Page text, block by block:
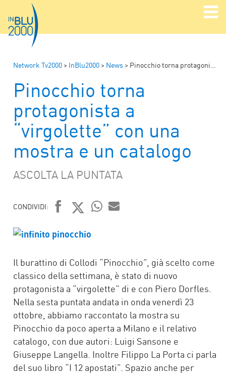
Network Tv2000 > InBlu2000 > News > Pinocchio torna protagonista a “virgolette” con una mostra e un catalogo
Pinocchio torna
protagonista a
“virgolette” con una
mostra e un catalogo
ASCOLTA LA PUNTATA
CONDIVIDI:
FACEBOOK
TWITTER
Il burattino di Collodi “Pinocchio”, già scelto come
classico della settimana, è stato di nuovo
protagonista a “virgolette” di e con Piero Dorfles.
Nella sesta puntata andata in onda venerdì 23
ottobre, abbiamo raccontato la mostra su
Pinocchio da poco aperta a Milano e il relativo
catalogo, con due autori: Luigi Sansone e
Giuseppe Langella. Inoltre Filippo La Porta ci parla
del suo libro “I 12 apostati”. Spazio anche per